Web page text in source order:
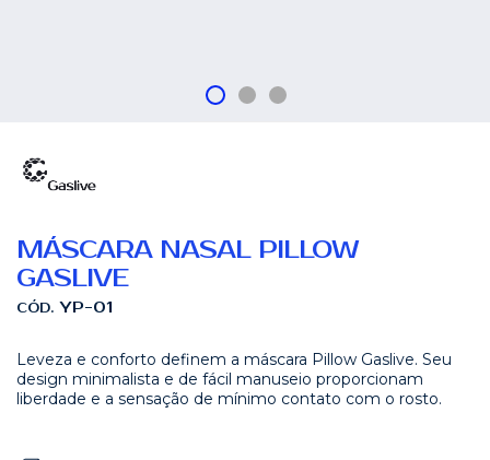
MÁSCARA NASAL PILLOW
GASLIVE
CÓD. YP-01
Leveza e conforto definem a máscara Pillow Gaslive. Seu
design minimalista e de fácil manuseio proporcionam
liberdade e a sensação de mínimo contato com o rosto.